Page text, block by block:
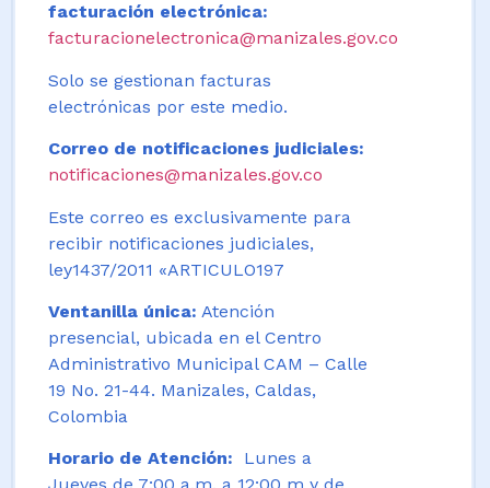
facturación electrónica:
facturacionelectronica@manizales.gov.co
Solo se gestionan facturas
electrónicas por este medio.
Correo de notificaciones judiciales:
notificaciones@manizales.gov.co
Este correo es exclusivamente para
recibir notificaciones judiciales,
ley1437/2011 «ARTICULO197
Ventanilla única: Atención
presencial, ubicada en el Centro
Administrativo Municipal CAM – Calle
19 No. 21-44. Manizales, Caldas,
Colombia
Horario de Atención:
Lunes a